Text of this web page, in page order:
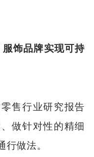
饰品牌实现可持
售行业研究报告
做针对性的精细
做法。